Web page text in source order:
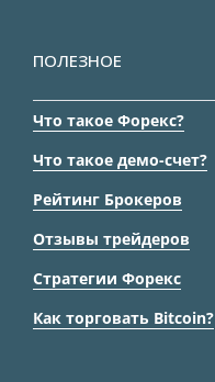
ПОЛЕЗНОЕ
Что такое Форекс?
Что такое демо-счет?
Рейтинг Брокеров
Отзывы трейдеров
Стратегии Форекс
Как торговать Bitcoin?